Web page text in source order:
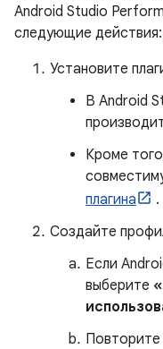
Android Studio
следующие действия:
Установите
В Android
Кроме
плагина
.
Создайте
Если
выберите
Повторите